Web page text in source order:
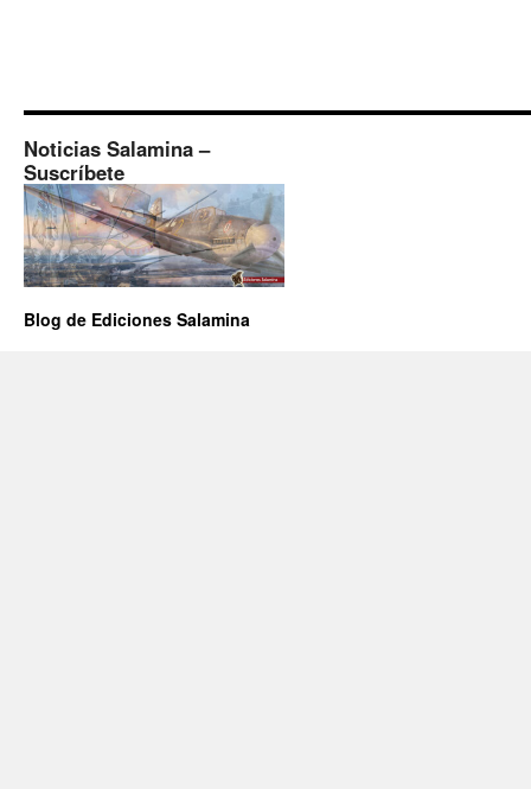
Noticias Salamina –
Suscríbete
Blog de Ediciones Salamina